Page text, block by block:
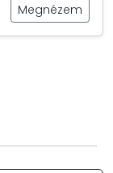
Megnézem